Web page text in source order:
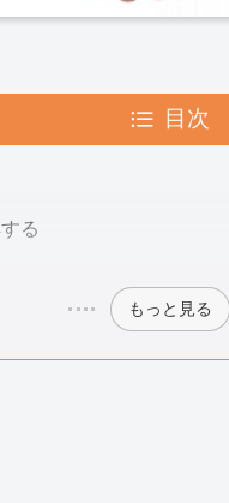
目次
る
もっと見る